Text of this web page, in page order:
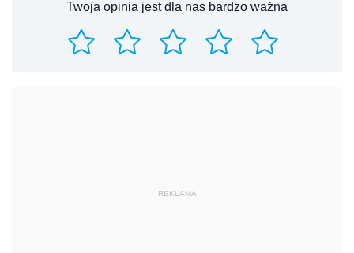
Twoja opinia jest dla nas bardzo ważna
REKLAMA